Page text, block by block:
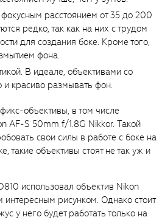
расстоянием от 35 до 200
редко, так как на них с трудом
для создания боке. Кроме того,
фона.
В идеале, объективами со
и красиво размывать фон.
объективы, в том числе
AF-S 50mm f/1.8G Nikkor. Такой
свои силы в работе с боке на
такие объективы стоят не так уж и
использовал объектив Nikon
рисунком. Однако стоит
у него будет работать только на